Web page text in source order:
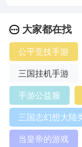
大家都在找
公平竞技手游
三国挂机手游
手游公益服
三国志幻想大陆
当皇帝的游戏